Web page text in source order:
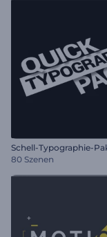
Schell-Typographie-
80 Szenen